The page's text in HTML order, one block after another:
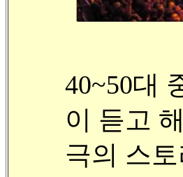
40~50대
이 듣고
극의 스